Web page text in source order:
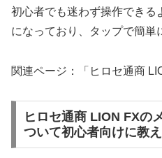
初心者でも迷わず操作できる
になっており、タップで簡単
関連ページ：「ヒロセ通商
ヒロセ通商 LION FXの
ついて初心者向けに教